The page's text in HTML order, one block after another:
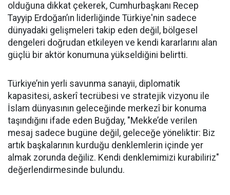
olduğuna dikkat çekerek, Cumhurbaşkanı Recep
Tayyip Erdoğan’ın liderliğinde Türkiye'nin sadece
dünyadaki gelişmeleri takip eden değil, bölgesel
dengeleri doğrudan etkileyen ve kendi kararlarını alan
güçlü bir aktör konumuna yükseldiğini belirtti.
Türkiye’nin yerli savunma sanayii, diplomatik
kapasitesi, askerî tecrübesi ve stratejik vizyonu ile
İslam dünyasının geleceğinde merkezî bir konuma
taşındığını ifade eden Buğday, "Mekke’de verilen
mesaj sadece bugüne değil, geleceğe yöneliktir: Biz
artık başkalarının kurduğu denklemlerin içinde yer
almak zorunda değiliz. Kendi denklemimizi kurabiliriz"
değerlendirmesinde bulundu.